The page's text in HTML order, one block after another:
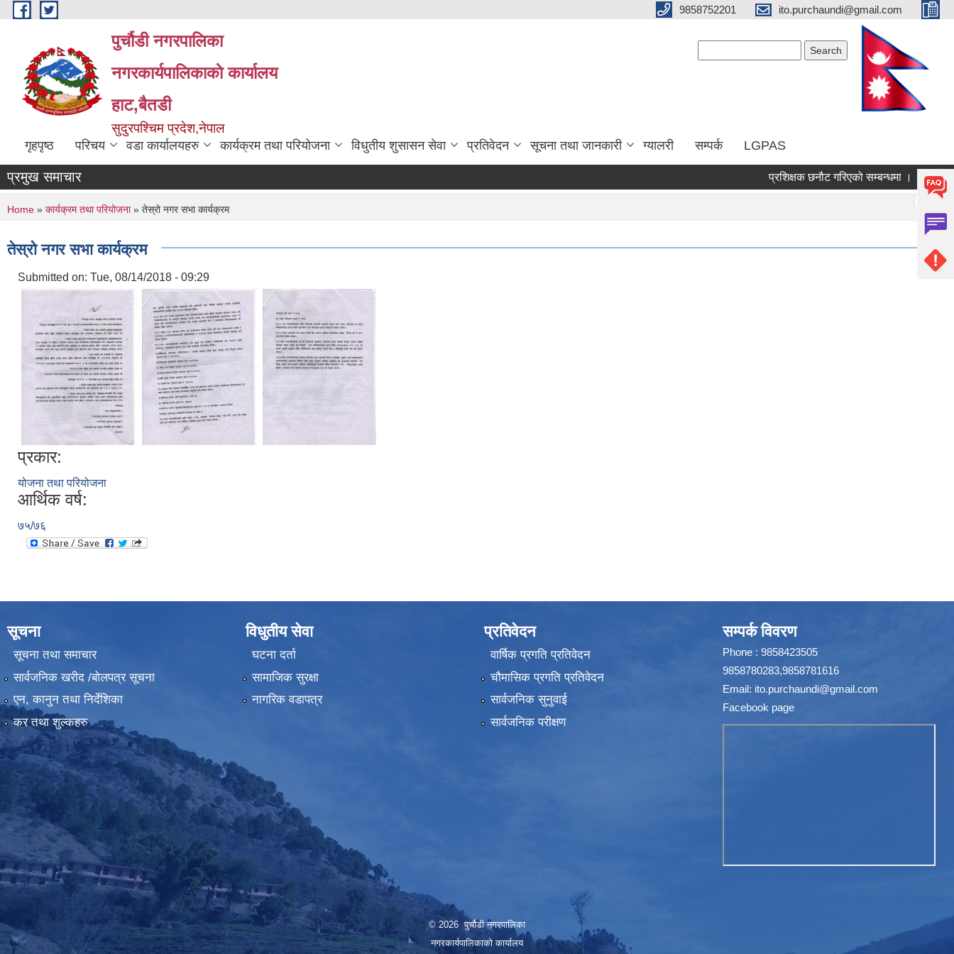
Skip to main content 9858752201 ito.purchaundi@gmail.com
पुर्चौडी नगरपालिका
नगरकार्यपालिकाकाे कार्यालय
हाट,बैतडी
सुदुरपश्चिम प्रदेश,नेपाल
गृहपृष्ठ परिचय वडा कार्यालयहरु कार्यक्रम तथा परियोजना विधुतीय शुसासन सेवा प्रतिवेदन सूचना तथा जानकारी ग्यालरी सम्पर्क LGPAS
प्रमुख समाचार प्रशिक्षक छनौट गरिएको सम्बन्धमा । कृषक
You are here
Home » कार्यक्रम तथा परियोजना» तेस्रो नगर सभा कार्यक्रम
तेस्रो नगर सभा कार्यक्रम
Submitted on: Tue, 08/14/2018 - 09:29
प्रकार:
योजना तथा परियोजना
आर्थिक वर्ष:
७५/७६
सूचना
सूचना तथा समाचार
सार्वजनिक खरीद /बोलपत्र सूचना
एन, कानुन तथा निर्देशिका
कर तथा शुल्कहरु
विधुतीय सेवा
घटना दर्ता
सामाजिक सुरक्षा
नागरिक वडापत्र
प्रतिवेदन
वार्षिक प्रगति प्रतिवेदन
चौमासिक प्रगति प्रतिवेदन
सार्वजनिक सुनुवाई
सार्वजनिक परीक्षण
सम्पर्क विवरण
Phone : 9858423505
9858780283,9858781616
Email: ito.purchaundi@gmail.com
Facebook page
© 2026 पुर्चौडी नगरपालिका
नगरकार्यपालिकाकाे कार्यालय